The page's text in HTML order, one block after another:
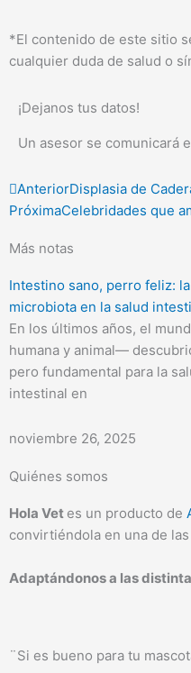
*El contenido de este sitio
cualquier duda de salud o
¡Dejanos tus datos!
Un asesor se comunicará
Ant
AnteriorDisplasia de
PróximaCelebridades que
Más notas
Intestino sano, perro feliz:
microbiota en la salud
En los últimos años, el
humana y animal—
pero fundamental para la
intestinal en
noviembre 26, 2025
Quiénes somos
Hola Vet es un producto de
convirtiéndola en una de
Adaptándonos a las
¨Si es bueno para tu